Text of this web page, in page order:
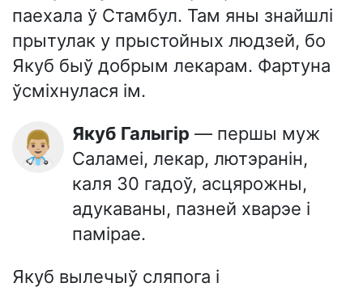
паехала ў Стамбул. Там яны знайшлі
прытулак у прыстойных людзей, бо
Якуб быў добрым лекарам. Фартуна
ўсміхнулася ім.
👨🏼‍⚕️ Якуб Галыгір — першы муж
Саламеі, лекар, лютэранін,
каля 30 гадоў, асцярожны,
адукаваны, пазней хварэе і
памірае.
Якуб вылечыў сляпога і